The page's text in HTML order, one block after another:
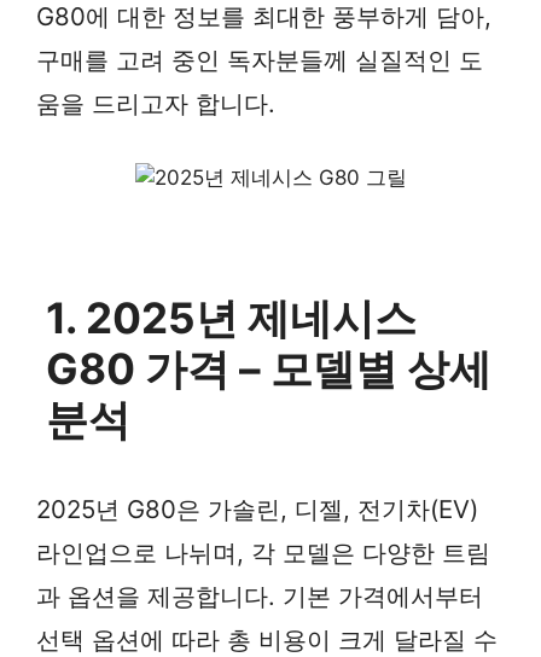
G80에 대한 정보를 최대한 풍부하게 담아,
구매를 고려 중인 독자분들께 실질적인 도
움을 드리고자 합니다.
1. 2025년 제네시스
G80 가격 – 모델별 상세
분석
2025년 G80은 가솔린, 디젤, 전기차(EV)
라인업으로 나뉘며, 각 모델은 다양한 트림
과 옵션을 제공합니다. 기본 가격에서부터
선택 옵션에 따라 총 비용이 크게 달라질 수